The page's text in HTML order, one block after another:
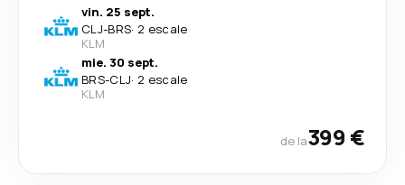
vin. 25 sept.
CLJ-BRS· 2 escale
KLM
mie. 30 sept.
BRS-CLJ· 2 escale
KLM
de la399 €